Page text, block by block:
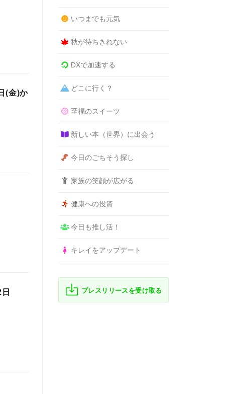
(金)か
いつまでも元気
秋が待ちきれない
DXで加速する
どこに行く？
至福のスイーツ
新しい本（世界）に出会う
今日のごちそう探し
家族の笑顔が広がる
健康への投資
今日も推し活！
キレイをアップデート
プレスリリースを受け取る